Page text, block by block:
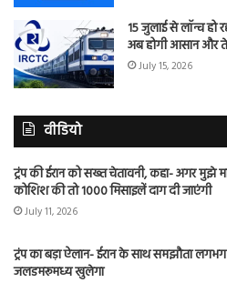
15 जुलाई से लॉन्च हो
अब होगी आसान और
July 15, 2026
वीडियो
ट्रंप की ईरान को सख्त चेतावनी, कहा- अगर मुझे
कोशिश की तो 1000 मिसाइलें दाग दी जाएंगी
July 11, 2026
ट्रंप का बड़ा ऐलान- ईरान के साथ समझौता
जलडमरूमध्य खुलेगा